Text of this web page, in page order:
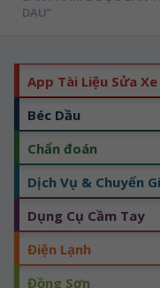
DAU”
App Tài Liệu Sửa Xe
Béc Dầu
Chẩn đoán
Dịch Vụ & Chuyển
Dụng Cụ Cầm Tay
Điện Lạnh
Đồng Sơn